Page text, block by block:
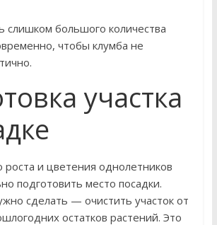
слишком большого количества
чтобы клумба не
участка
роста и цветения однолетников
подготовить место посадки.
сделать — очистить участок от
остатков растений. Это